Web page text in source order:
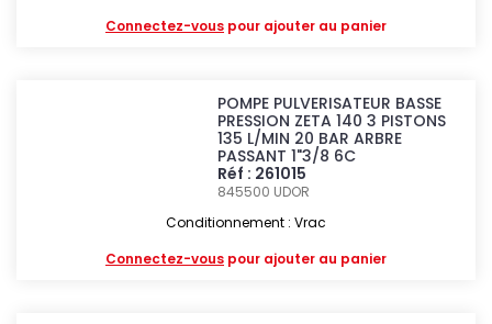
Connectez-vous pour ajouter au panier
POMPE PULVERISATEUR BASSE
PRESSION ZETA 140 3 PISTONS
135 L/MIN 20 BAR ARBRE
PASSANT 1"3/8 6C
Réf : 261015
845500 UDOR
Conditionnement : Vrac
Connectez-vous pour ajouter au panier